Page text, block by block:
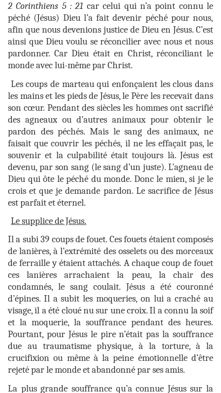
2 Corinthiens 5 : 21 car celui qui n’a point connu le
péché (Jésus) Dieu l’a fait devenir péché pour nous,
afin que nous devenions justice de Dieu en Jésus. C’est
ainsi que Dieu voulu se réconcilier avec nous et nous
pardonner. Car Dieu était en Christ, réconciliant le
monde avec lui-même par Christ.
Les coups de marteau qui enfonçaient les clous dans
les mains et les pieds de Jésus, le Père les recevait dans
son cœur. Pendant des siècles les hommes ont sacrifié
des agneaux ou d’autres animaux pour obtenir le
pardon des péchés. Mais le sang des animaux, ne
faisait que couvrir les péchés, il ne les effaçait pas, le
souvenir et la culpabilité était toujours là. Jésus est
devenu, par son sang (le sang d’un juste). L’agneau de
Dieu qui ôte le péché du monde. Donc le mien, si je le
crois et que je demande pardon. Le sacrifice de Jésus
est parfait et éternel.
Le supplice de Jésus.
Il a subi 39 coups de fouet. Ces fouets étaient composés
de lanières, à l’extrémité des osselets ou des morceaux
de ferraille y étaient attachés. A chaque coup de fouet
ces lanières arrachaient la peau, la chair des
condamnés, le sang coulait. Jésus a été couronné
d’épines. Il a subit les moqueries, on lui a craché au
visage, il a été cloué nu sur une croix. Il a connu la soif
et la moquerie, la souffrance pendant des heures.
Pourtant, pour Jésus le pire n’était pas la souffrance
due au traumatisme physique, à la torture, à la
crucifixion ou même à la peine émotionnelle d’être
rejeté par le monde et abandonné par ses amis.
La plus grande souffrance qu’a connue Jésus sur la